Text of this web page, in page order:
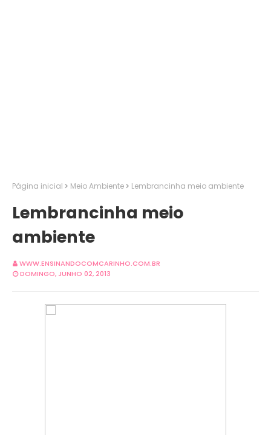
Página inicial Meio Ambiente Lembrancinha meio ambiente
Lembrancinha meio
ambiente
WWW.ENSINANDOCOMCARINHO.COM.BR
DOMINGO, JUNHO 02, 2013